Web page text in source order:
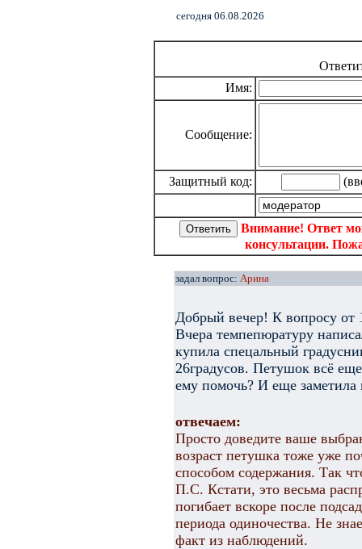
cегодня 06.08.2026
Имя:
Сообщение:
Защитный код:
Внимание! Ответ
консультации.
задал вопрос: Арина
Добрый вечер! К вопросу от
Вчера темпепюратуру
купила спецальный
26градусов. Петушок всё
ему помочь? И еще заметила
отвечаем:
Просто доведите ваше
возраст петушка тоже уже
способом содержания. Так
П.С. Кстати, это весьма
погибает вскоре после
периода одиночества. Не
факт из наблюдений.